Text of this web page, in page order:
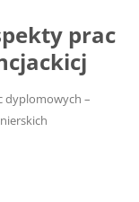
prac
dyplomowych –